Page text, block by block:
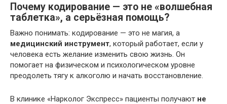
Почему кодирование — это не «волшебная
таблетка», а серьёзная помощь?
Важно понимать: кодирование — это не магия, а
медицинский инструмент, который работает, если у
человека есть желание изменить свою жизнь. Он
помогает на физическом и психологическом уровне
преодолеть тягу к алкоголю и начать восстановление.
В клинике «Нарколог Экспресс» пациенты получают не